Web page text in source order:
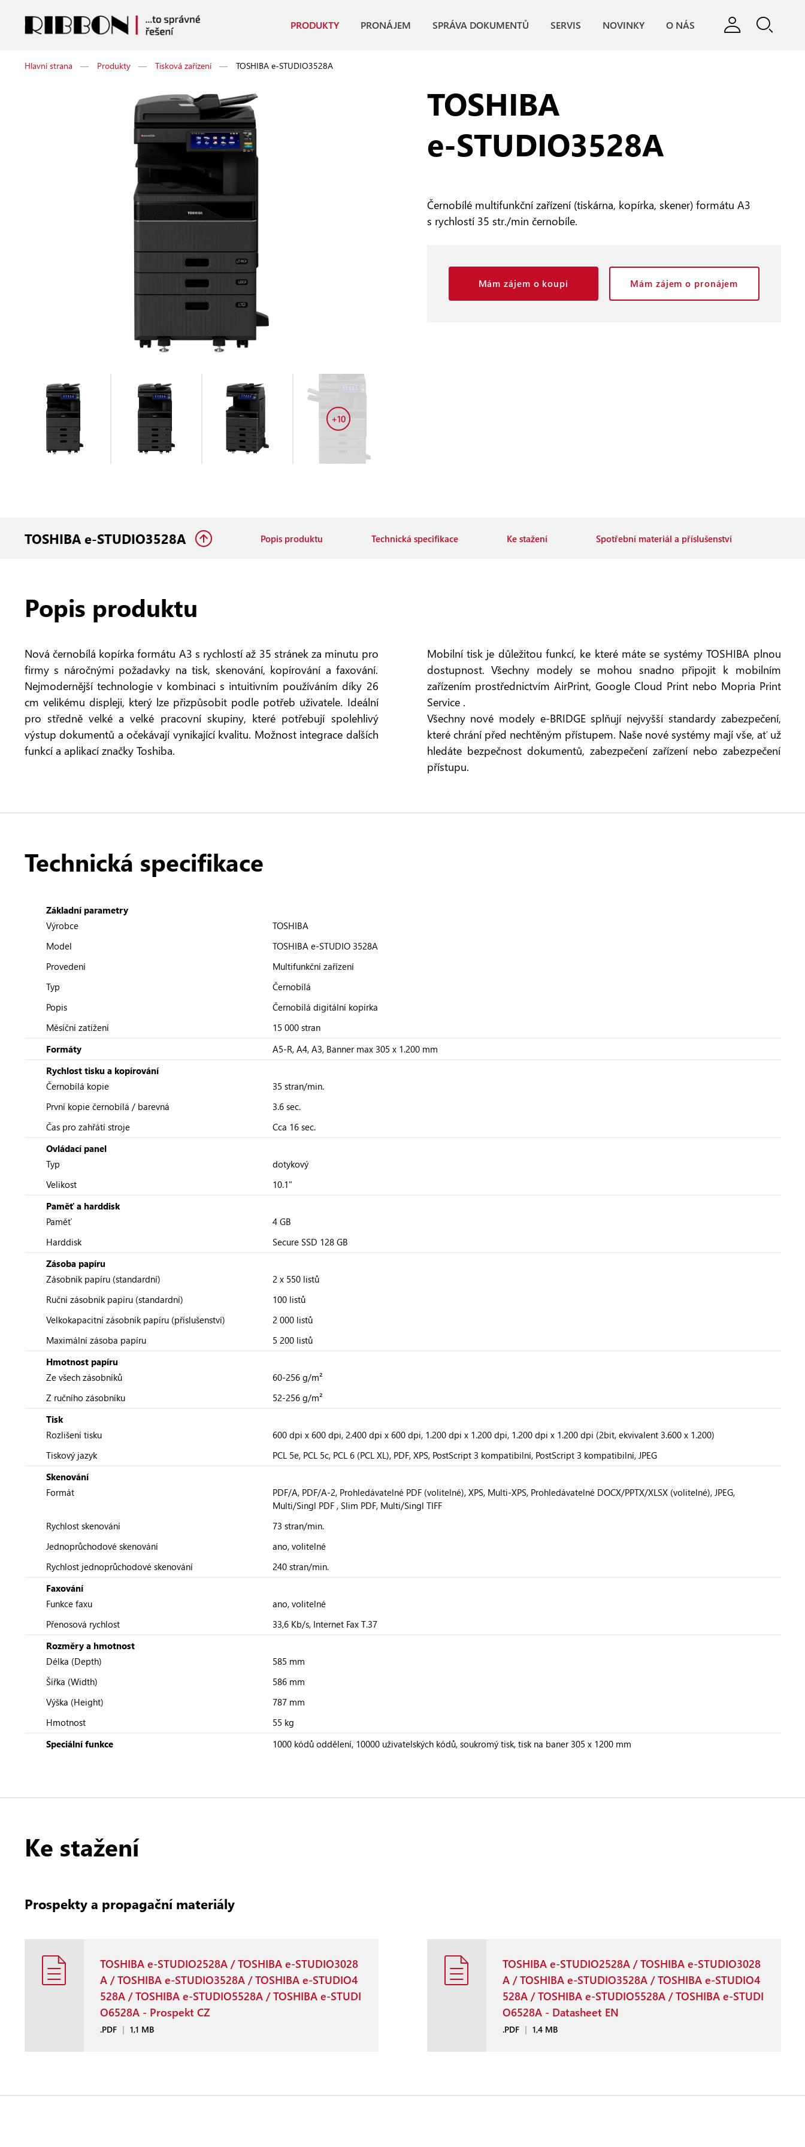
PRODUKTY PRONÁJEM SPRÁVA DOKUMENTŮ SERVIS NOVINKY O NÁS
Hlavní strana — Produkty — Tisková zařízení — TOSHIBA e-STUDIO3528A
+10
TOSHIBA
e‑STUDIO3528A
Černobílé multifunkční zařízení (tiskárna, kopírka, skener) formátu A3
s rychlostí 35 str./min černobíle.
Mám zájem o koupi Mám zájem o pronájem
TOSHIBA e-STUDIO3528A Popis produktu Technická specifikace Ke stažení Spotřební materiál a příslušenství
Popis produktu
Nová černobílá kopírka formátu A3 s rychlostí až 35 stránek za minutu pro
firmy s náročnými požadavky na tisk, skenování, kopírování a faxování.
Nejmodernější technologie v kombinaci s intuitivním používáním díky 26
cm velikému displeji, který lze přizpůsobit podle potřeb uživatele. Ideální
pro středně velké a velké pracovní skupiny, které potřebují spolehlivý
výstup dokumentů a očekávají vynikající kvalitu. Možnost integrace dalších
funkcí a aplikací značky Toshiba.
Mobilní tisk je důležitou funkcí, ke které máte se systémy TOSHIBA plnou
dostupnost. Všechny modely se mohou snadno připojit k mobilním
zařízením prostřednictvím AirPrint, Google Cloud Print nebo Mopria Print
Service .
Všechny nové modely e-BRIDGE splňují nejvyšší standardy zabezpečení,
které chrání před nechtěným přístupem. Naše nové systémy mají vše, ať už
hledáte bezpečnost dokumentů, zabezpečení zařízení nebo zabezpečení
přístupu.
Technická specifikace
Základní parametry
Výrobce
TOSHIBA
Model
TOSHIBA e-STUDIO 3528A
Provedení
Multifunkční zařízení
Typ
Černobílá
Popis
Černobílá digitální kopírka
Měsíční zatížení
15 000 stran
Formáty
A5-R, A4, A3, Banner max 305 x 1.200 mm
Rychlost tisku a kopírování
Černobílá kopie
35 stran/min.
První kopie černobílá / barevná
3.6 sec.
Čas pro zahřátí stroje
Cca 16 sec.
Ovládací panel
Typ
dotykový
Velikost
10.1"
Paměť a harddisk
Paměť
4 GB
Harddisk
Secure SSD 128 GB
Zásoba papíru
Zásobník papíru (standardní)
2 x 550 listů
Ruční zásobník papíru (standardní)
100 listů
Velkokapacitní zásobník papíru (příslušenství)
2 000 listů
Maximální zásoba papíru
5 200 listů
Hmotnost papíru
Ze všech zásobníků
60-256 g/m²
Z ručního zásobníku
52-256 g/m²
Tisk
Rozlišení tisku
600 dpi x 600 dpi, 2.400 dpi x 600 dpi, 1.200 dpi x 1.200 dpi, 1.200 dpi x 1.200 dpi (2bit, ekvivalent 3.600 x 1.200)
Tiskový jazyk
PCL 5e, PCL 5c, PCL 6 (PCL XL), PDF, XPS, PostScript 3 kompatibilní, PostScript 3 kompatibilní, JPEG
Skenování
Formát
PDF/A, PDF/A-2, Prohledávatelné PDF (volitelné), XPS, Multi-XPS, Prohledávatelné DOCX/PPTX/XLSX (volitelné), JPEG,
Multi/Singl PDF , Slim PDF, Multi/Singl TIFF
Rychlost skenování
73 stran/min.
Jednoprůchodové skenování
ano, volitelné
Rychlost jednoprůchodové skenování
240 stran/min.
Faxování
Funkce faxu
ano, volitelné
Přenosová rychlost
33,6 Kb/s, Internet Fax T.37
Rozměry a hmotnost
Délka (Depth)
585 mm
Šířka (Width)
586 mm
Výška (Height)
787 mm
Hmotnost
55 kg
Speciální funkce
1000 kódů oddělení, 10000 uživatelských kódů, soukromý tisk, tisk na baner 305 x 1200 mm
Ke stažení
Prospekty a propagační materiály
TOSHIBA e-STUDIO2528A / TOSHIBA e-STUDIO3028
A / TOSHIBA e-STUDIO3528A / TOSHIBA e-STUDIO4
528A / TOSHIBA e-STUDIO5528A / TOSHIBA e-STUDI
O6528A - Prospekt CZ
.PDF | 1,1 MB
TOSHIBA e-STUDIO2528A / TOSHIBA e-STUDIO3028
A / TOSHIBA e-STUDIO3528A / TOSHIBA e-STUDIO4
528A / TOSHIBA e-STUDIO5528A / TOSHIBA e-STUDI
O6528A - Datasheet EN
.PDF | 1,4 MB